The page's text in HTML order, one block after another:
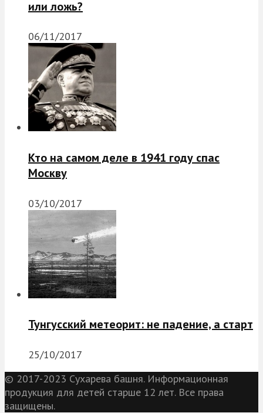
или ложь?
06/11/2017
Кто на самом деле в 1941 году спас
Москву
03/10/2017
Тунгусский метеорит: не падение, а старт
25/10/2017
© 2017-2023 Сухарева башня. Информационная
продукция для детей старше 12 лет. Все права
защищены.